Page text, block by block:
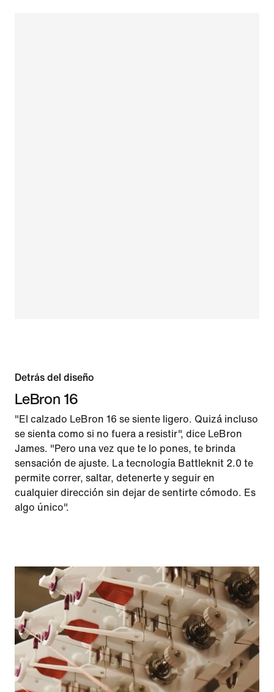
Detrás del diseño
LeBron 16
"El calzado LeBron 16 se siente ligero. Quizá incluso
se sienta como si no fuera a resistir", dice LeBron
James. "Pero una vez que te lo pones, te brinda
sensación de ajuste. La tecnología Battleknit 2.0 te
permite correr, saltar, detenerte y seguir en
cualquier dirección sin dejar de sentirte cómodo. Es
algo único".